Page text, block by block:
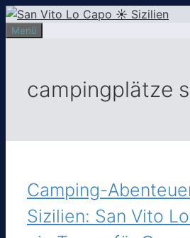
Zum
Inhalt
Menü
campingplätze
Camping-
Sizilien: San Vito